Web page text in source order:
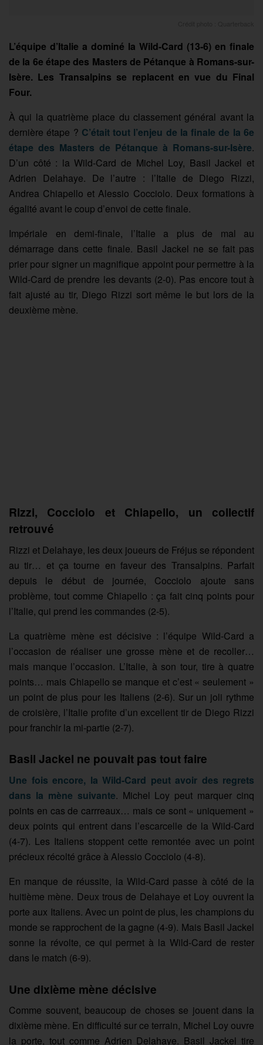
L’équipe d’Italie a dominé la Wild-Card (13-6) en finale
de la 6e étape des Masters de Pétanque à Romans-sur-
Isère. Les Transalpins se replacent en vue du Final
Four.
À qui la quatrième place du classement général avant la
dernière étape ? C’était tout l’enjeu de la finale de la 6e
étape des Masters de Pétanque à Romans-sur-Isère.
D’un côté : la Wild-Card de Michel Loy, Basil Jackel et
Adrien Delahaye. De l’autre : l’Italie de Diego Rizzi,
Andrea Chiapello et Alessio Cocciolo. Deux formations à
égalité avant le coup d’envoi de cette finale.
Impériale en demi-finale, l’Italie a plus de mal au
démarrage dans cette finale. Basil Jackel ne se fait pas
prier pour signer un magnifique appoint pour permettre à la
Wild-Card de prendre les devants (2-0). Pas encore tout à
fait ajusté au tir, Diego Rizzi sort même le but lors de la
deuxième mène.
Rizzi, Cocciolo et Chiapello, un collectif
retrouvé
Rizzi et Delahaye, les deux joueurs de Fréjus se répondent
au tir… et ça tourne en faveur des Transalpins. Parfait
depuis le début de journée, Cocciolo ajoute sans
problème, tout comme Chiapello : ça fait cinq points pour
l’Italie, qui prend les commandes (2-5).
La quatrième mène est décisive : l’équipe Wild-Card a
l’occasion de réaliser une grosse mène et de recoller…
mais manque l’occasion. L’Italie, à son tour, tire à quatre
points… mais Chiapello se manque et c’est « seulement »
un point de plus pour les Italiens (2-6). Sur un joli rythme
de croisière, l’Italie profite d’un excellent tir de Diego Rizzi
pour franchir la mi-partie (2-7).
Basil Jackel ne pouvait pas tout faire
Une fois encore, la Wild-Card peut avoir des regrets
dans la mène suivante. Michel Loy peut marquer cinq
points en cas de carrreaux… mais ce sont « uniquement »
deux points qui entrent dans l’escarcelle de la Wild-Card
(4-7). Les Italiens stoppent cette remontée avec un point
précieux récolté grâce à Alessio Cocciolo (4-8).
En manque de réussite, la Wild-Card passe à côté de la
huitième mène. Deux trous de Delahaye et Loy ouvrent la
porte aux Italiens. Avec un point de plus, les champions du
monde se rapprochent de la gagne (4-9). Mais Basil Jackel
sonne la révolte, ce qui permet à la Wild-Card de rester
dans le match (6-9).
Une dixième mène décisive
Comme souvent, beaucoup de choses se jouent dans la
dixième mène. En difficulté sur ce terrain, Michel Loy ouvre
la porte, tout comme Adrien Delahaye. Basil Jackel tire